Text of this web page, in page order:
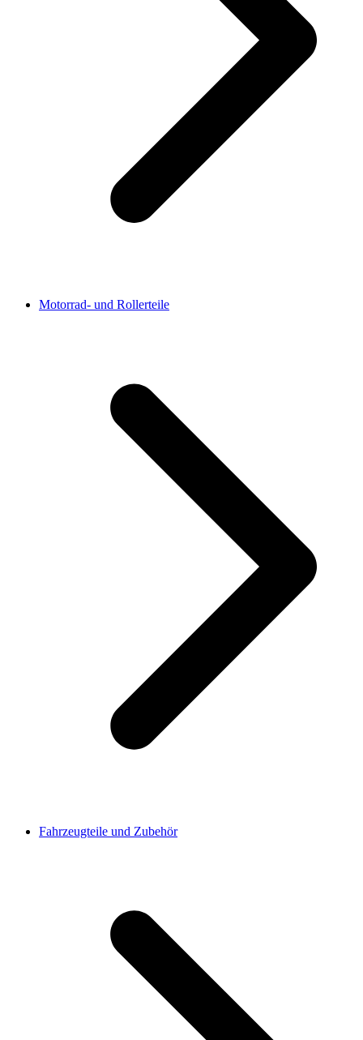
Motorrad- und Rollerteile
Fahrzeugteile und Zubehör